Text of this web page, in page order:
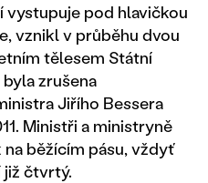
vystupuje pod hlavičkou
vznikl v průběhu dvou
tělesem Státní
zrušena
Jiřího Bessera
Ministři a ministryně
běžícím pásu, vždyť
již čtvrtý.